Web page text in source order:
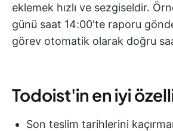
eklemek hızlı ve sezgiseldir.
günü saat 14:00'te raporu
görev otomatik olarak doğru
Todoist'in en iyi
Son teslim tarihlerini